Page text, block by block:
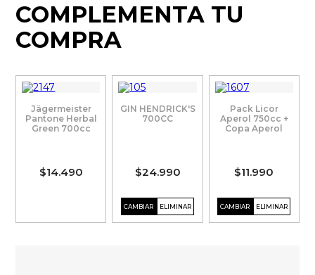
COMPLEMENTA TU
COMPRA
Jägermeister
Pantone Herbal
Green 700cc
$14.490
Pack Licor
Aperol 750cc +
Copa Aperol
$11.990
GIN HENDRICK'S
700CC
$24.990